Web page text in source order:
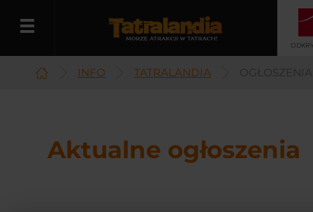
INFO TATRALANDIA OGŁOSZENIA
Aktualne ogłoszenia